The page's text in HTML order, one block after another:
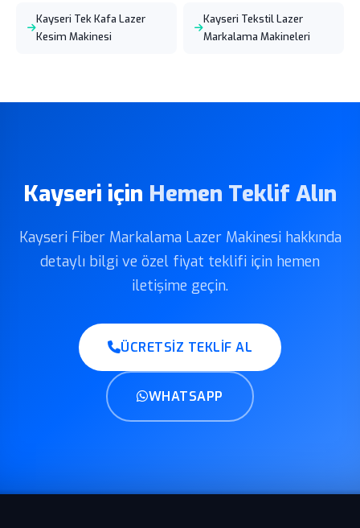
Kayseri Tek Kafa Lazer
Kesim Makinesi
Kayseri Tekstil Lazer
Markalama Makineleri
Kayseri için Hemen Teklif Alın
Kayseri Fiber Markalama Lazer Makinesi hakkında
detaylı bilgi ve özel fiyat teklifi için hemen
iletişime geçin.
ÜCRETSIZ TEKLIF AL
WHATSAPP